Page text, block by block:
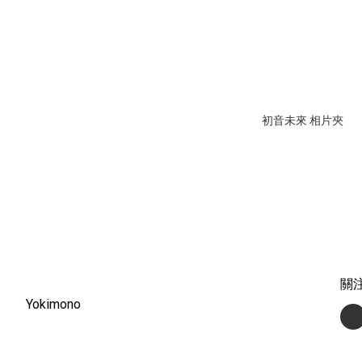
初音未來 相片夾
Yokimono
關